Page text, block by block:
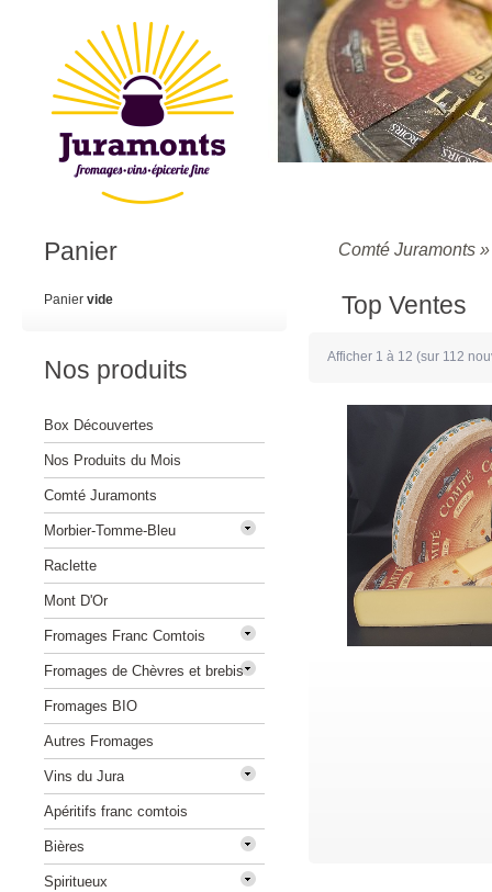
Comté Juramonts
Top Ventes
Afficher 1 à 12 (sur 112
Panier
Panier vide
Nos produits
Box Découvertes
Nos Produits du Mois
Comté Juramonts
Morbier-Tomme-Bleu
Raclette
Mont D'Or
Fromages Franc Comtois
Fromages de Chèvres et brebis
Fromages BIO
Autres Fromages
Vins du Jura
Apéritifs franc comtois
Bières
Spiritueux